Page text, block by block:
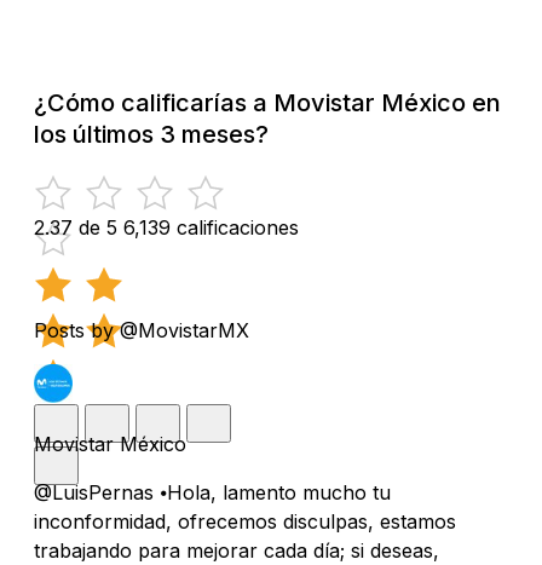
¿Cómo calificarías a Movistar México en
los últimos 3 meses?
2.37 de 5 6,139 calificaciones
Posts by @MovistarMX
Movistar México
@LuisPernas ⦁Hola, lamento mucho tu
inconformidad, ofrecemos disculpas, estamos
trabajando para mejorar cada día; si deseas,